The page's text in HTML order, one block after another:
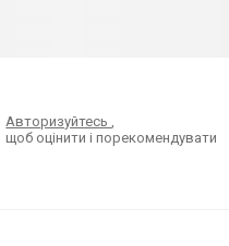
Авторизуйтесь
щоб оцінити і порекомендувати